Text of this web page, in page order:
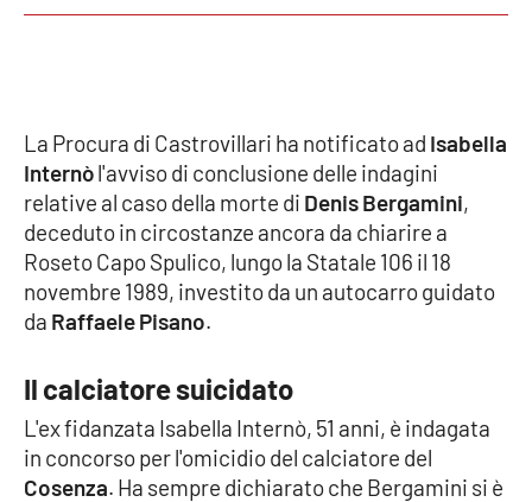
Ambiente
Cronaca
Cultura
Politica
Sanità
La Procura di Castrovillari ha notificato ad Isabella
Internòl'avviso di conclusione delle indagini
relative al caso della morte di Denis Bergamini,
deceduto in circostanze ancora da chiarire a
Roseto Capo Spulico, lungo la Statale 106 il 18
novembre 1989, investito da un autocarro guidato
da Raffaele Pisano.
Il calciatore suicidato
L'ex fidanzata Isabella Internò, 51 anni, è indagata
in concorso per l'omicidio del calciatore del
Cosenza. Ha sempre dichiarato che Bergamini si è